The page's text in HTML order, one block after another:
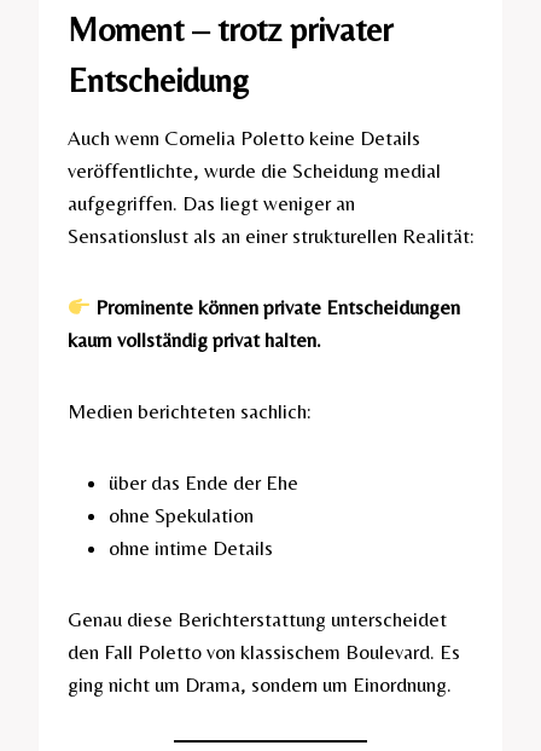
Moment – trotz privater
Entscheidung
Auch wenn Cornelia Poletto keine Details
veröffentlichte, wurde die Scheidung medial
aufgegriffen. Das liegt weniger an
Sensationslust als an einer strukturellen Realität:
Prominente können private Entscheidungen
kaum vollständig privat halten.
Medien berichteten sachlich:
über das Ende der Ehe
ohne Spekulation
ohne intime Details
Genau diese Berichterstattung unterscheidet
den Fall Poletto von klassischem Boulevard. Es
ging nicht um Drama, sondern um Einordnung.